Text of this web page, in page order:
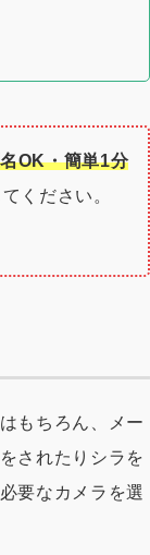
OK・簡単1分
ください。
もちろん、メー
されたりシラを
要なカメラを選